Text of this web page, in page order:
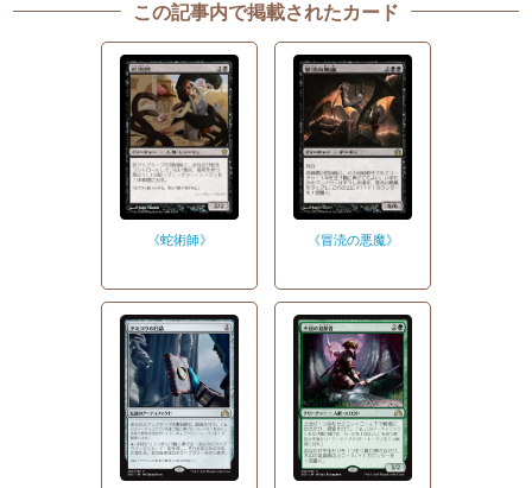
この記事内で掲載されたカード
《蛇術師》 《冒涜の悪魔》